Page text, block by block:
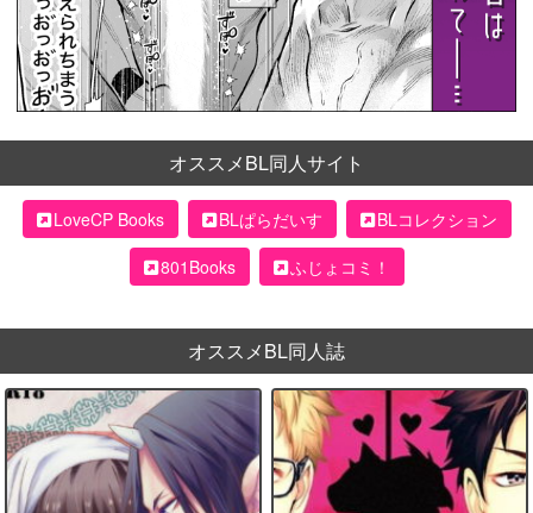
オススメBL同人サイト
LoveCP Books BLぱらだいす
BLコレクション
801Books
ふじょコミ！
オススメBL同人誌